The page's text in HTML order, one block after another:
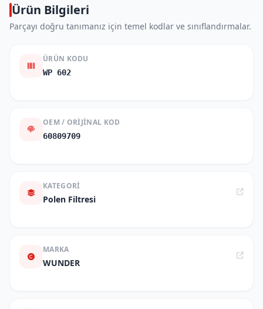
Ürün Bilgileri
Parçayı doğru tanımanız için temel kodlar ve sınıflandırmalar.
ÜRÜN KODU
WP 602
OEM / ORIJINAL KOD
60809709
KATEGORI
Polen Filtresi
MARKA
WUNDER